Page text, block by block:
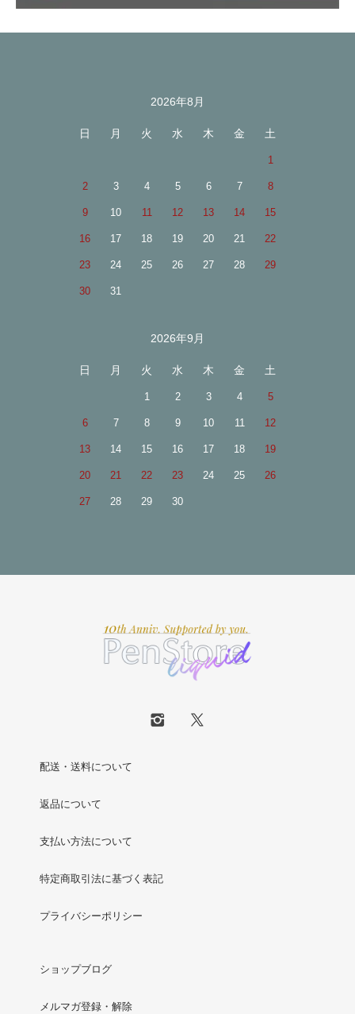
2026年8月
日 月 火 水 木 金 土
1
2 3 4 5 6 7 8
9 10 11 12 13 14 15
16 17 18 19 20 21 22
23 24 25 26 27 28 29
30 31
2026年9月
日 月 火 水 木 金 土
1 2 3 4 5
6 7 8 9 10 11 12
13 14 15 16 17 18 19
20 21 22 23 24 25 26
27 28 29 30
配送・送料について
返品について
支払い方法について
特定商取引法に基づく表記
プライバシーポリシー
ショップブログ
メルマガ登録・解除